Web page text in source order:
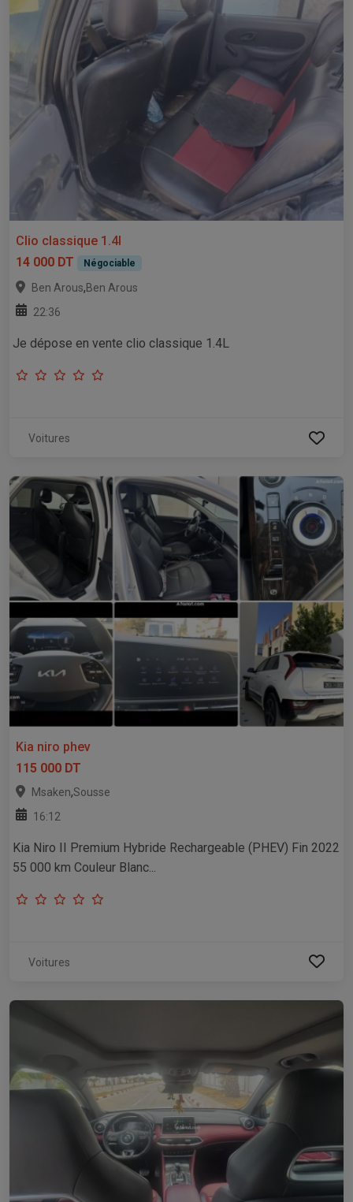
Clio classique 1.4l
14 000 DT
Négociable
Ben Arous,Ben Arous
22:36
Je dépose en vente clio classique 1.4L
Voitures
Kia niro phev
115 000 DT
Msaken,Sousse
16:12
Kia Niro II Premium Hybride Rechargeable (PHEV) Fin 2022
55 000 km Couleur Blanc...
Voitures